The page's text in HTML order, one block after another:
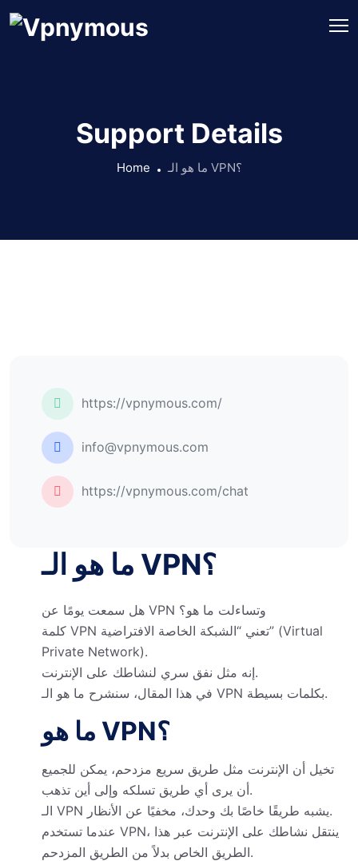
Support Details
Home ما هو الـ VPN؟
https://vpnymous.com/
info@vpnymous.com
https://vpnymous.com/chat
ما هو الـ VPN؟
هل سمعت يومًا عن VPN وتساءلت ما هو؟
كلمة VPN تعني “الشبكة الخاصة الافتراضية” (Virtual
Private Network).
إنه مثل نفق سري لنشاطك على الإنترنت.
في هذا المقال، سنشرح ما هو الـ VPN بكلمات بسيطة.
ما هو VPN؟
تخيل أن الإنترنت مثل طريق سريع مزدحم، يمكن للجميع
أن يرى أي طريق تسلكه وإلى أين تذهب.
الـ VPN يشبه طريقًا خاصًا بك وحدك، مخفيًا عن الأنظار.
عندما تستخدم VPN، ينتقل نشاطك على الإنترنت عبر هذا
الطريق الخاص بدلاً من الطريق المزدحم.